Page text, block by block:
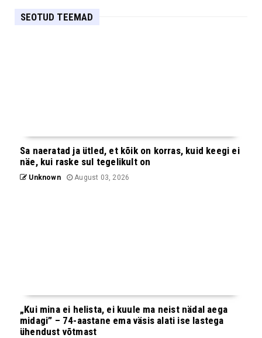
SEOTUD TEEMAD
Sa naeratad ja ütled, et kõik on korras, kuid keegi ei
näe, kui raske sul tegelikult on
Unknown August 03, 2026
„Kui mina ei helista, ei kuule ma neist nädal aega
midagi” – 74-aastane ema väsis alati ise lastega
ühendust võtmast